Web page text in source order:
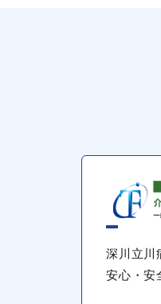
深川立川
安心・安